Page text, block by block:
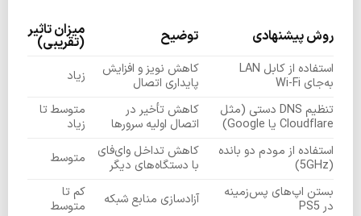
روش پیشنهادی توضیح میزان تاثیر
(تقریبی)
استفاده از کابل LAN
به‌جای Wi-Fi
کاهش نویز و افزایش
پایداری اتصال
زیاد
تنظیم DNS دستی (مثل
Cloudflare یا Google)
کاهش تأخیر در
اتصال اولیه سرورها
متوسط تا
زیاد
استفاده از مودم دو بانده
(5GHz)
کاهش تداخل وای‌فای
با دستگاه‌های دیگر
متوسط
بستن اپ‌های پس‌زمینه
در PS5
آزادسازی منابع شبکه
کم تا
متوسط